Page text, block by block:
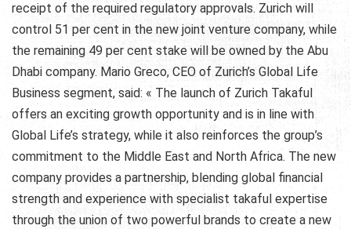
receipt of the required regulatory approvals. Zurich will
control 51 per cent in the new joint venture company, while
the remaining 49 per cent stake will be owned by the Abu
Dhabi company. Mario Greco, CEO of Zurich’s Global Life
Business segment, said: « The launch of Zurich Takaful
offers an exciting growth opportunity and is in line with
Global Life’s strategy, while it also reinforces the group’s
commitment to the Middle East and North Africa. The new
company provides a partnership, blending global financial
strength and experience with specialist takaful expertise
through the union of two powerful brands to create a new